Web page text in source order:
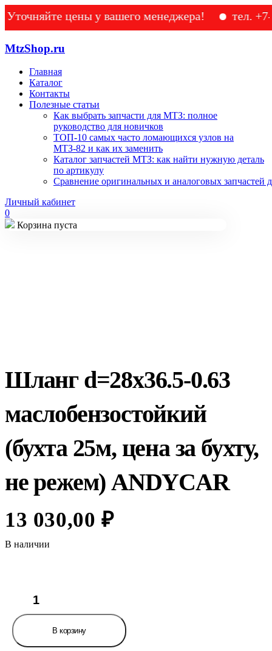
цены у вашего менеджера! тел. +7-905-
MtzShop.ru
Главная
Каталог
Контакты
Полезные статьи
Как выбрать запчасти для МТЗ: полное
руководство для новичков
ТОП-10 самых часто ломающихся узлов на
МТЗ-82 и как их заменить
Каталог запчастей МТЗ: как найти нужную деталь
по артикулу
Сравнение оригинальных и аналоговых
Личный кабинет
0
Корзина пуста
Шланг d=28х36.5-0.63
маслобензостойкий
(бухта 25м, цена за бухту,
не режем) ANDYCAR
13 030,00₽
В наличии
Шланг
d=28х36.5-
0.63
маслобензостойкий
В корзину